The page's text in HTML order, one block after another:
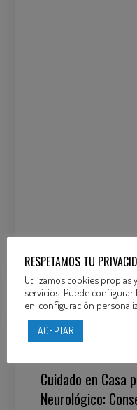
8 De Abril De 2025
Cuidado en Casa
Neurológico:
RESPETAMOS TU
Utilizamos cookies propias
servicios. Puede
en configuración
ACEPTAR